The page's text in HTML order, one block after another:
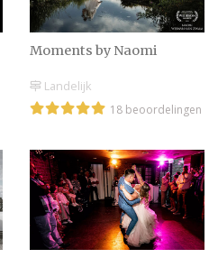
Moments by Naomi
Landelijk
18 beoordelingen